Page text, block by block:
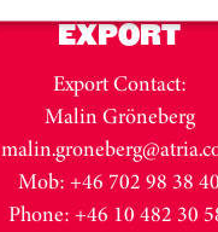
EXPORT
Export Contact:
Malin Gröneberg
Mob: +46 702 98 38 40
Phone: +46 10 482 30